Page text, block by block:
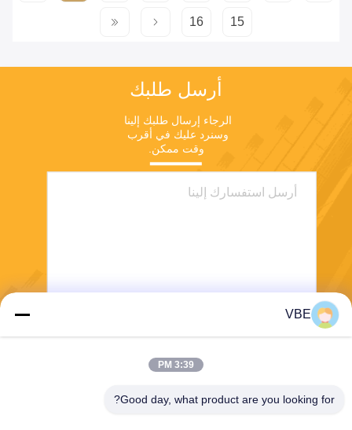
15
16
أرسل طلبك
وقت ممكن.
VBE
3:39 PM
Good day, what product are you looking for?